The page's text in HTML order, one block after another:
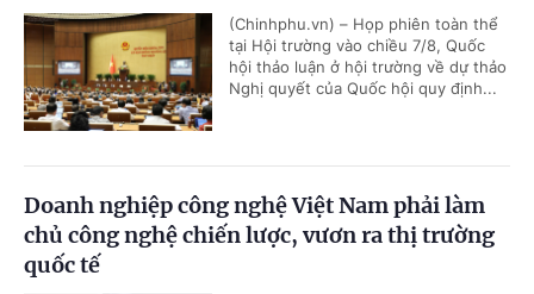
(Chinhphu.vn) – Họp phiên toàn thể
tại Hội trường vào chiều 7/8, Quốc
hội thảo luận ở hội trường về dự thảo
Nghị quyết của Quốc hội quy định...
Doanh nghiệp công nghệ Việt Nam phải làm
chủ công nghệ chiến lược, vươn ra thị trường
quốc tế